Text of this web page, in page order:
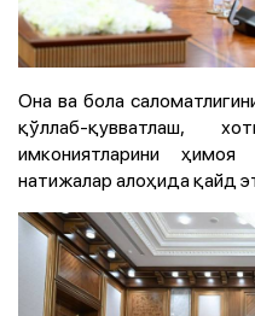
Она ва бола
қўллаб-қувватлаш,
имкониятларини
натижалар алоҳида қайд